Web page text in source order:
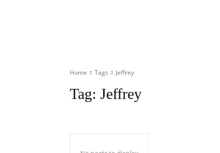
Home Tags Jeffrey
Tag: Jeffrey